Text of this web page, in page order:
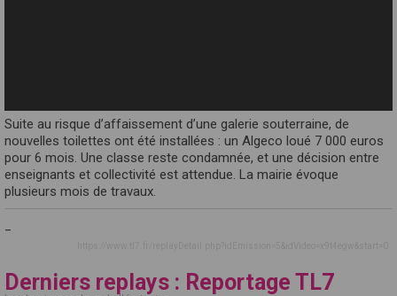
Suite au risque d’affaissement d’une galerie souterraine, de
nouvelles toilettes ont été installées : un Algeco loué 7 000 euros
pour 6 mois. Une classe reste condamnée, et une décision entre
enseignants et collectivité est attendue. La mairie évoque
plusieurs mois de travaux.
Derniers replays : Reportage TL7